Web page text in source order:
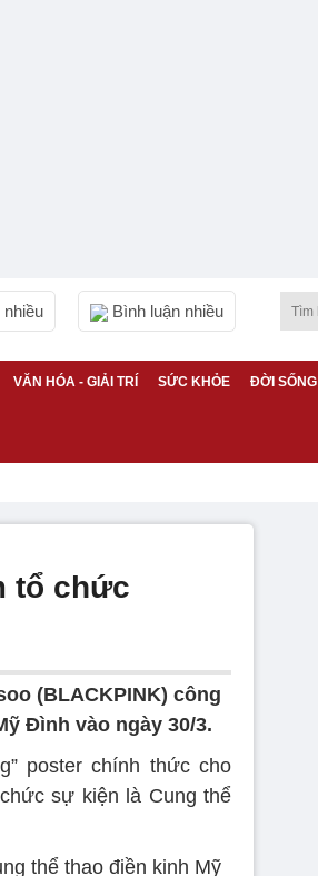
nhiều Bình luận nhiều
VĂN HÓA - GIẢI TRÍ SỨC KHỎE ĐỜI SỐNG
tổ chức
(BLACKPINK) công
Đình vào ngày 30/3.
poster chính thức cho
sự kiện là Cung thể